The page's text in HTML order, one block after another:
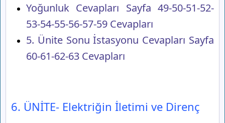
Yoğunluk Cevapları Sayfa 49-50-51-52-
53-54-55-56-57-59 Cevapları
5. Ünite Sonu İstasyonu Cevapları Sayfa
60-61-62-63 Cevapları
6. ÜNİTE- Elektriğin İletimi ve Direnç